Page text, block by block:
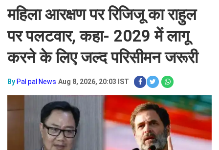
महिला आरक्षण पर रिजिजू का राहुल
पर पलटवार, कहा- 2029 में लागू
करने के लिए जल्द परिसीमन जरूरी
By Pal pal News Aug 8, 2026, 20:03 IST